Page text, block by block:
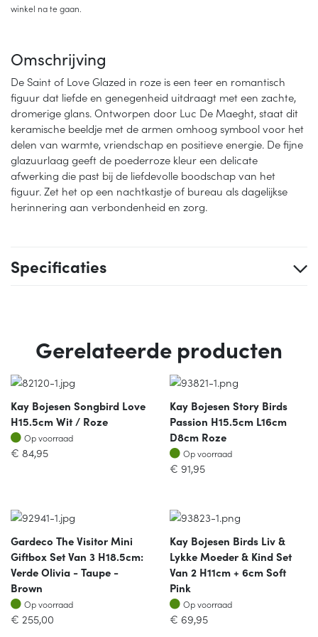
winkel na te gaan.
Omschrijving
De Saint of Love Glazed in roze is een teer en romantisch
figuur dat liefde en genegenheid uitdraagt met een zachte,
dromerige glans. Ontworpen door Luc De Maeght, staat dit
keramische beeldje met de armen omhoog symbool voor het
delen van warmte, vriendschap en positieve energie. De fijne
glazuurlaag geeft de poederroze kleur een delicate
afwerking die past bij de liefdevolle boodschap van het
figuur. Zet het op een nachtkastje of bureau als dagelijkse
herinnering aan verbondenheid en zorg.
Specificaties
Gerelateerde producten
Kay Bojesen Songbird Love
H15.5cm Wit / Roze
Op voorraad
Op voorraad
€ 84,95
Kay Bojesen Story Birds
Passion H15.5cm L16cm
D8cm Roze
Op voorraad
Op voorraad
€ 91,95
Gardeco The Visitor Mini
Giftbox Set Van 3 H18.5cm:
Verde Olivia - Taupe -
Brown
Op voorraad
Op voorraad
€ 255,00
Kay Bojesen Birds Liv &
Lykke Moeder & Kind Set
Van 2 H11cm + 6cm Soft
Pink
Op voorraad
Op voorraad
€ 69,95